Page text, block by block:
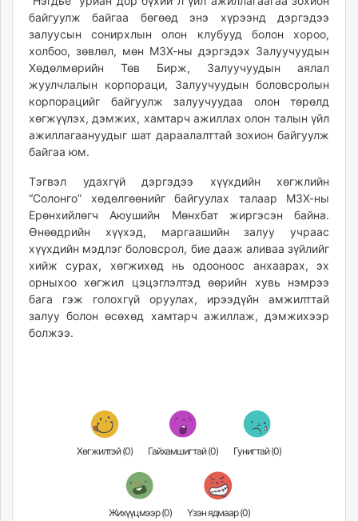
tovch.mn
ikon.mn
mnb.mn
Livetv.mn
Eguur.mn
24tsag.mn
shuud.mn
eagle.mn
zarig.mn
today.mn
zuv.mn
mminfo.mn
ugluu.mn
urlag.mn
unen.mn
asu.mn
байгуулж байгаа бөгөөд энэ хүрээнд дэргэдээ
залуусын сонирхлын олон клубууд болон хороо,
холбоо, зөвлөл, мөн МЗХ-ны дэргэдэх Залуучуудын
Хөдөлмөрийн Төв Бирж, Залуучуудын аялал
жуулчлалын корпораци, Залуучуудын боловсролын
корпорацийг байгуулж залуучуудаа олон төрөлд
хөгжүүлэх, дэмжих, хамтарч ажиллах олон талын үйл
ажиллагаануудыг шат дараалалттай зохион байгуулж
байгаа юм.
Тэгвэл удахгүй дэргэдээ хүүхдийн хөгжлийн
“Солонго” хөдөлгөөнийг байгуулах талаар МЗХ-ны
Ерөнхийлөгч Аюушийн Мөнхбат жиргэсэн байна.
Өнөөдрийн хүүхэд, маргаашийн залуу учраас
хүүхдийн мэдлэг боловсрол, бие дааж аливаа зүйлийг
хийж сурах, хөгжихөд нь одооноос анхаарах, эх
орныхоо хөгжил цэцэглэлтэд өөрийн хувь нэмрээ
бага гэж голохгүй оруулах, ирээдүйн амжилттай
залуу болон өсөхөд хамтарч ажиллаж, дэмжихээр
болжээ.
Хөгжилтэй (0) Гайхамшигтай (0) Гунигтай (0)
Жихүүцмээр (0) Үзэн ядмаар (0)